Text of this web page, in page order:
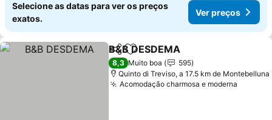
Selecione as datas para ver os preços
exatos.
Ver preços
PartilharAdicionar aos favoritos
B&B DESDEMA
8,3 Muito boa
595
Quinto di Treviso, a 17.5 km de Montebelluna
Acomodação charmosa e moderna